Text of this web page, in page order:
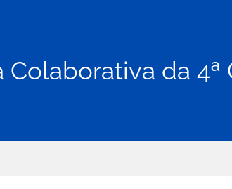
Colaborativa da 4ª